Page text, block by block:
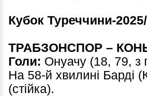
Кубок Туреччини-
ТРАБЗОНСПОР –
Голи: Онуачу (18, 79, з
На 58-й хвилині Барді
(стійка).